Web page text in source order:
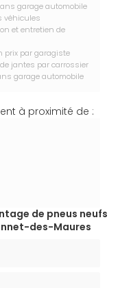
garage automobile
véhicules
et entretien de
prix par garagiste
jantes par carrossier
garage automobile
à proximité de :
de pneus neufs
des-Maures